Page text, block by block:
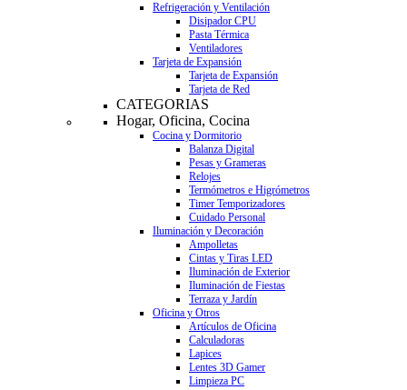
Refrigeración y Ventilación
Disipador CPU
Pasta Térmica
Ventiladores
Tarjeta de Expansión
Tarjeta de Expansión
Tarjeta de Red
CATEGORIAS
Hogar, Oficina, Cocina
Cocina y Dormitorio
Balanza Digital
Pesas y Grameras
Relojes
Termómetros e Higrómetros
Timer Temporizadores
Cuidado Personal
Iluminación y Decoración
Ampolletas
Cintas y Tiras LED
Iluminación de Exterior
Iluminación de Fiestas
Terraza y Jardín
Oficina y Otros
Artículos de Oficina
Calculadoras
Lapices
Lentes 3D Gamer
Limpieza PC